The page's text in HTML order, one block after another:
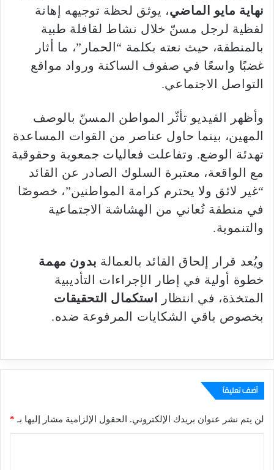
نهاية مايو الماضي، يوثق لحظة توجيهه إهانة
لفظية لرجل مسنّ خلال نشاط لقافلة طبية
بالمنطقة، حيث نعته بكلمة “الحمار”، ما أثار
غضبًا واسعًا في صفوف الساكنة ورواد مواقع
التواصل الاجتماعي.
وأظهر الفيديو تأثّر المواطن المسنّ بالوصف
المهين، بينما حاول عناصر من القوات المساعدة
تهدئة الوضع. وتفاعلت فعاليات جمعوية وحقوقية
مع الواقعة، معتبرة السلوك الصادر عن القائد
“غير لائق ولا يحترم كرامة المواطنين”، خصوصًا
في منطقة تُعاني من الهشاشة الاجتماعية
والتنموية.
ويُعد قرار إلحاق القائد بالعمالة بدون مهمة
خطوة أولية في إطار الإجراءات التأديبية
المتخذة، في انتظار
استكمال التحقيقات
بخصوص باقي الشكايات المرفوعة ضده.
أضف تعليقاً
لن يتم نشر عنوان بريدك الإلكتروني. الحقول الإلزامية مشار إليها بـ *